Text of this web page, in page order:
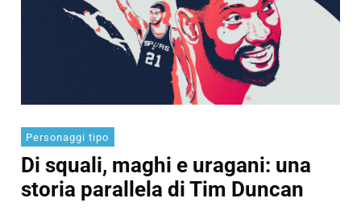
Personaggi tipo
Di squali, maghi e uragani: una
storia parallela di Tim Duncan